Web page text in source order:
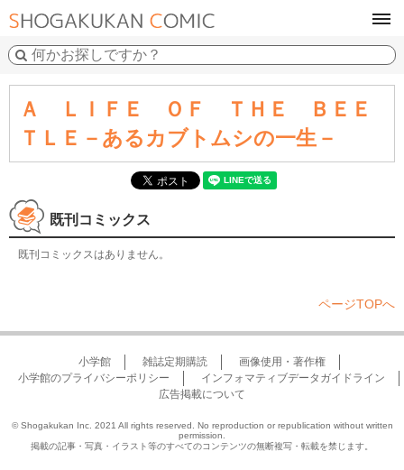
Ａ ＬＩＦＥ ＯＦ ＴＨＥ ＢＥＥ
ＴＬＥ－あるカブトムシの一生－
既刊コミックス
既刊コミックスはありません。
ページTOPへ
小学館 雑誌定期購読
画像使用・著作権
小学館のプライバシーポリシー
インフォマティブデータガイドライン
広告掲載について
© Shogakukan Inc. 2021 All rights reserved. No reproduction or republication without written
permission.
掲載の記事・写真・イラスト等のすべてのコンテンツの無断複写・転載を禁じます。